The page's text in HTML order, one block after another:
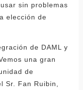
sin problemas
elección de
de DAML y
una gran
de
Sr. Fan Ruibin,